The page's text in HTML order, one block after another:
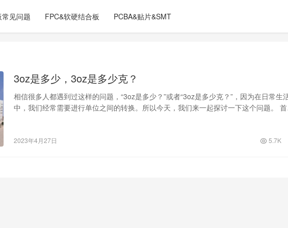
见问题 FPC&软硬结合板 PCBA&贴片&SMT
3oz是多少，3oz是多少克？
相信很多人都遇到过这样的问题，“3oz是多少？”或者“3oz是多少克？”，因为在日常生
中，我们经常需要进行单位之间的转换。所以今天，我们来一起探讨一下这个问题。 首
2023年4月27日 5.7K